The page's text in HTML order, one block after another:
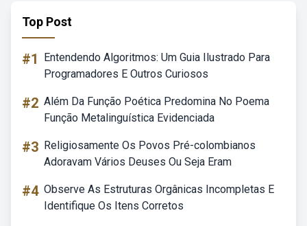
Top Post
#1
Entendendo Algoritmos: Um Guia Ilustrado Para
Programadores E Outros Curiosos
#2 Além Da Função Poética Predomina No Poema
Função Metalinguística Evidenciada
#3 Religiosamente Os Povos Pré-colombianos
Adoravam Vários Deuses Ou Seja Eram
#4 Observe As Estruturas Orgânicas Incompletas E
Identifique Os Itens Corretos